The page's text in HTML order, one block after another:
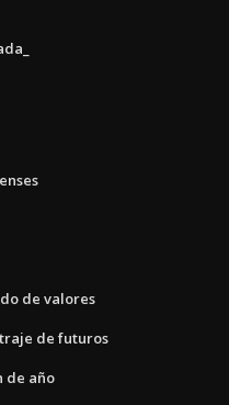
de valores
de futuros
de año